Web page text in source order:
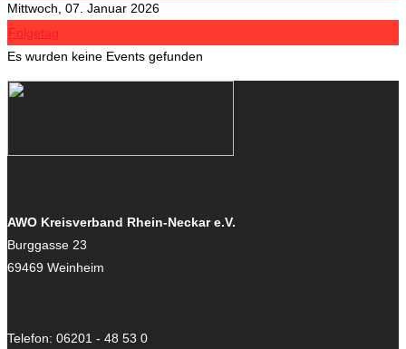
Mittwoch, 07. Januar 2026
Folgetag
Es wurden keine Events gefunden
AWO Kreisverband Rhein-Neckar e.V.
Burggasse 23
69469 Weinheim
Telefon: 06201 - 48 53 0